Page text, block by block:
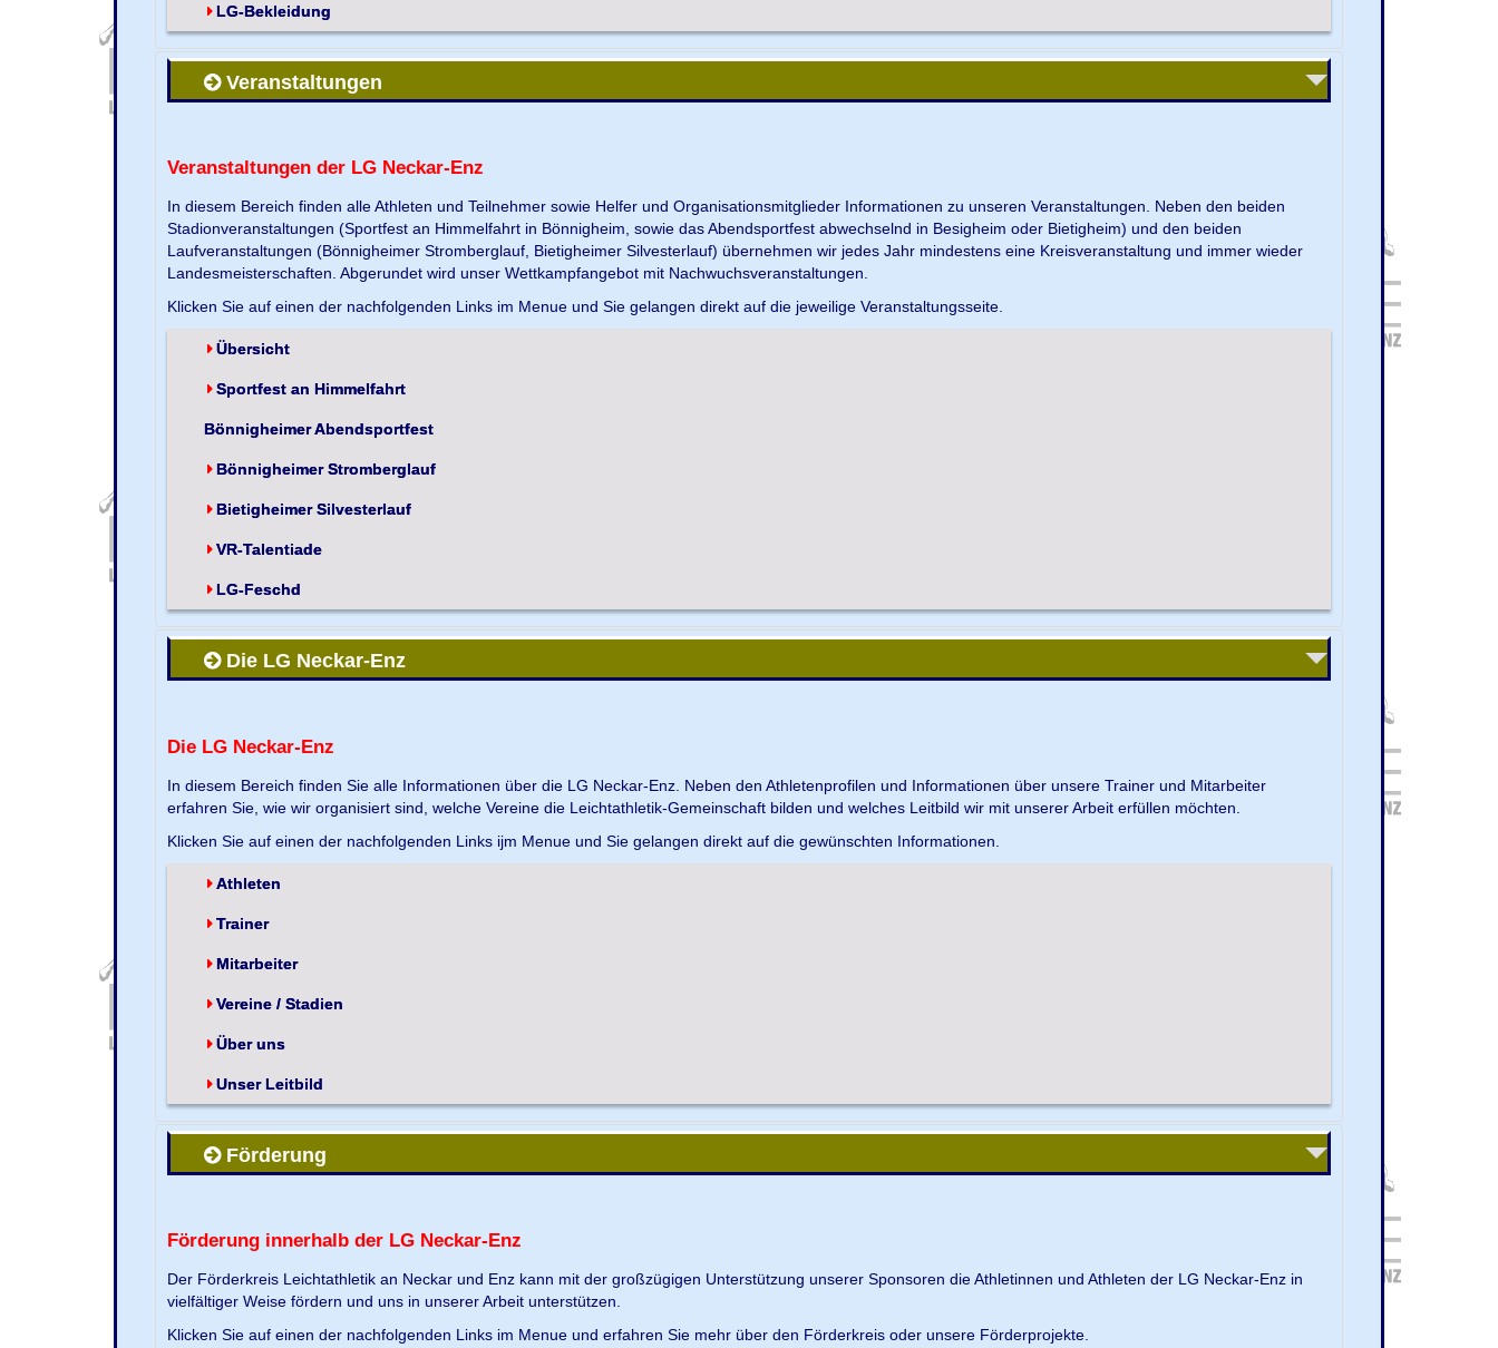
LG-Bekleidung
Veranstaltungen
Veranstaltungen der LG Neckar-Enz
In diesem Bereich finden alle Athleten und Teilnehmer sowie Helfer und Organisationsmitglieder Informationen zu unseren Veranstaltungen. Neben den beiden
Stadionveranstaltungen (Sportfest an Himmelfahrt in Bönnigheim, sowie das Abendsportfest abwechselnd in Besigheim oder Bietigheim) und den beiden
Laufveranstaltungen (Bönnigheimer Stromberglauf, Bietigheimer Silvesterlauf) übernehmen wir jedes Jahr mindestens eine Kreisveranstaltung und immer wieder
Landesmeisterschaften. Abgerundet wird unser Wettkampfangebot mit Nachwuchsveranstaltungen.
Klicken Sie auf einen der nachfolgenden Links im Menue und Sie gelangen direkt auf die jeweilige Veranstaltungsseite.
Übersicht
Sportfest an Himmelfahrt
Bönnigheimer Abendsportfest
Bönnigheimer Stromberglauf
Bietigheimer Silvesterlauf
VR-Talentiade
LG-Feschd
Die LG Neckar-Enz
Die LG Neckar-Enz
In diesem Bereich finden Sie alle Informationen über die LG Neckar-Enz. Neben den Athletenprofilen und Informationen über unsere Trainer und Mitarbeiter
erfahren Sie, wie wir organisiert sind, welche Vereine die Leichtathletik-Gemeinschaft bilden und welches Leitbild wir mit unserer Arbeit erfüllen möchten.
Klicken Sie auf einen der nachfolgenden Links ijm Menue und Sie gelangen direkt auf die gewünschten Informationen.
Athleten
Trainer
Mitarbeiter
Vereine / Stadien
Über uns
Unser Leitbild
Förderung
Förderung innerhalb der LG Neckar-Enz
Der Förderkreis Leichtathletik an Neckar und Enz kann mit der großzügigen Unterstützung unserer Sponsoren die Athletinnen und Athleten der LG Neckar-Enz in
vielfältiger Weise fördern und uns in unserer Arbeit unterstützen.
Klicken Sie auf einen der nachfolgenden Links im Menue und erfahren Sie mehr über den Förderkreis oder unsere Förderprojekte.